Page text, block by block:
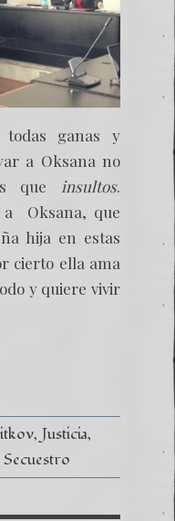
ganas y
a Oksana no
que insultos.
a Oksana, que
hija en estas
cierto ella ama
y quiere vivir
Justicia
Secuestro